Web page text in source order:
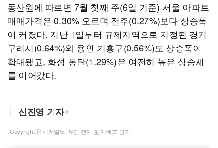
동산원에 따르면 7월 첫째 주(6일 기준) 서울 아파트
매매가격은 0.30% 오르며 전주(0.27%)보다 상승폭
이 커졌다. 지난 1일부터 규제지역으로 지정된 경기
구리시(0.64%)와 용인 기흥구(0.56%)도 상승폭이
확대됐고, 화성 동탄(1.29%)은 여전히 높은 상승세
를 이어갔다.
신진영 기자
Copyright ⓒ 세계일보. 무단 전재 및 재배포 금지